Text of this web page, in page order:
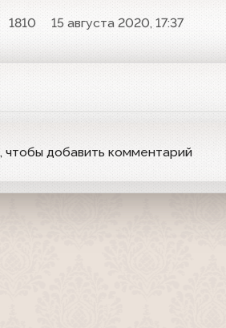
1810
15 августа 2020, 17:37
, чтобы добавить комментарий